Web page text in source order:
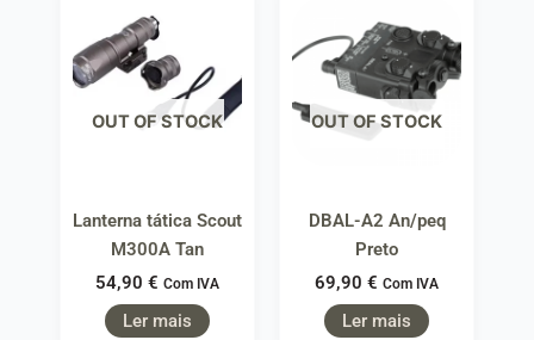
OUT OF STOCK
Lanterna tática Scout
M300A Tan
54,90 € Com IVA
Ler mais
OUT OF STOCK
DBAL-A2 An/peq
Preto
69,90 € Com IVA
Ler mais